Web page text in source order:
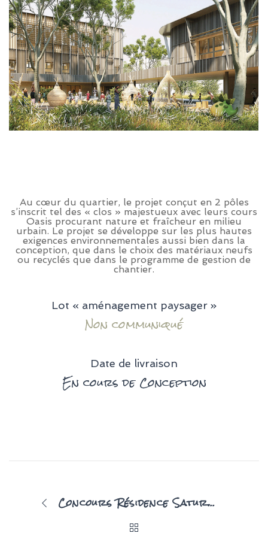
Au cœur du quartier, le projet conçut en 2 pôles
s’inscrit tel des « clos » majestueux avec leurs cours
Oasis procurant nature et fraîcheur en milieu
urbain. Le projet se développe sur les plus hautes
exigences environnementales aussi bien dans la
conception, que dans le choix des matériaux neufs
ou recyclés que dans le programme de gestion de
chantier.
Lot « aménagement paysager »
Non communiqué
Date de livraison
En cours de Conception
Concours Résidence Saturne